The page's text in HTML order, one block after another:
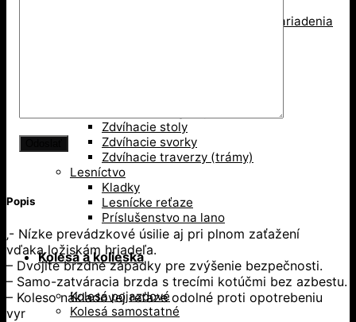
Prísavky a Vakuové zdvíhacie zariadenia
Zdvíhacie stoly
Zdvíhacie svorky
Zdvíhacie traverzy (trámy)
Lesníctvo
Kladky
Lesnícke reťaze
Príslušenstvo na lano
Kolesá a kolieska
Kolesá pojazdové
Kolesá samostatné
Popis
‚- Nízke prevádzkové úsilie aj pri plnom zaťažení
vďaka ložiskám hriadeľa.
– Dvojíte brzdné západky pre zvýšenie bezpečnosti.
– Samo-zatváracia brzda s trecími kotúčmi bez azbestu.
– Koleso nákladovej reťaze odolné proti opotrebeniu
vyr